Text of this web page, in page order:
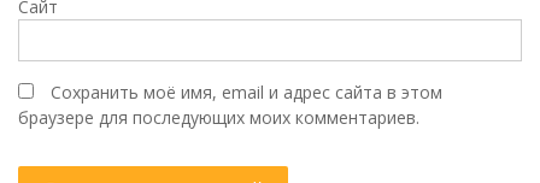
Сайт
Сохранить моё имя, email и адрес сайта в этом
браузере для последующих моих комментариев.